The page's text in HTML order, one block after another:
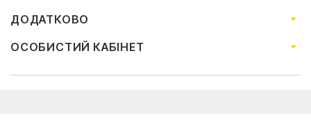
ДОДАТКОВО
ОСОБИСТИЙ КАБІНЕТ